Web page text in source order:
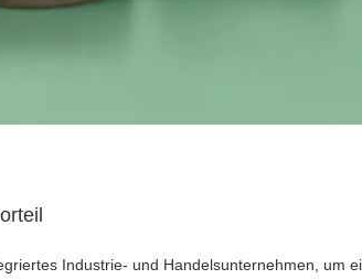
Industrie- und Handelsunternehmen, um